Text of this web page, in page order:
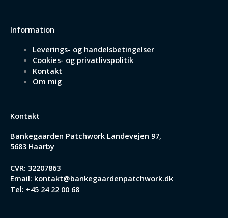
Information
Leverings- og handelsbetingelser
Cookies- og privatlivspolitik
Kontakt
Om mig
Kontakt
Bankegaarden Patchwork Landevejen 97,
5683 Haarby
CVR: 32207863
Email: kontakt@bankegaardenpatchwork.dk
Tel: +45 24 22 00 68